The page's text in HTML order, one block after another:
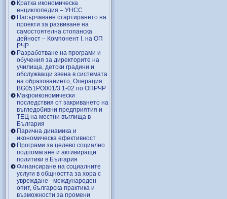
Кратка икономическа
енциклопедия – УНСС
Насърчаване стартирането на
проекти за развиване на
самостоятелна стопанска
дейност – Компонент I. на ОП
РЧР
Разработване на програми и
обучения за директорите на
училища, детски градини и
обслужващи звена в системата
на образованието, Операция:
BG051PO001/3.1-02 по ОПРЧР
Макроикономически
последствия от закриването на
въгледобивни предприятия и
ТЕЦ на местни въглища в
България
Парична динамика и
икономическа ефективност
Програми за целево социално
подпомагане и активиращи
политики в България
Финансиране на социалните
услуги в общността за хора с
увреждане - международен
опит, българска практика и
възможности за промени